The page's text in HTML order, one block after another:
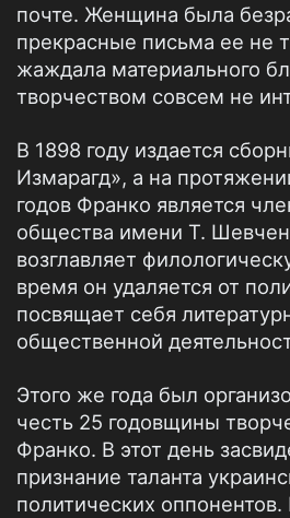
почте. Женщина была
прекрасные письма ее не
жаждала материального
творчеством совсем не
В 1898 году издается
Измарагд», а на
годов Франко является
общества имени Т.
возглавляет
время он удаляется от
посвящает себя
общественной
Этого же года был
честь 25 годовщины
Франко. В этот день
признание таланта
политических